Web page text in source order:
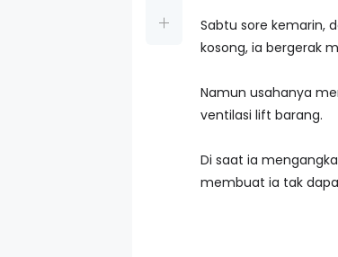
Sabtu sore kemarin,
kosong, ia bergerak
Namun usahanya
ventilasi lift barang.
Di saat ia
membuat ia tak